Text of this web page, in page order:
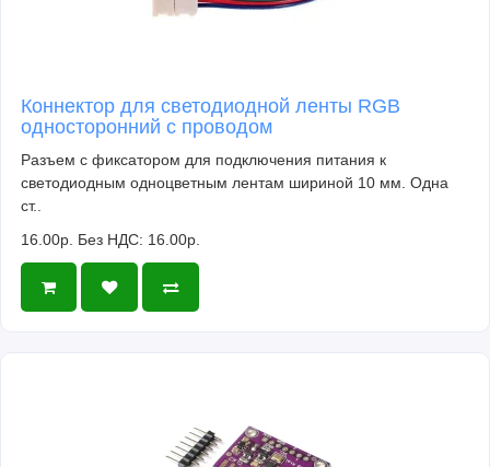
Коннектор для светодиодной ленты RGB
односторонний с проводом
Разъем с фиксатором для подключения питания к
светодиодным одноцветным лентам шириной 10 мм. Одна
ст..
16.00р. Без НДС: 16.00р.